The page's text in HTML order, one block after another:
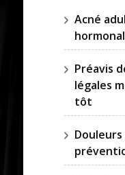
Acné
Préavis
légales
tôt